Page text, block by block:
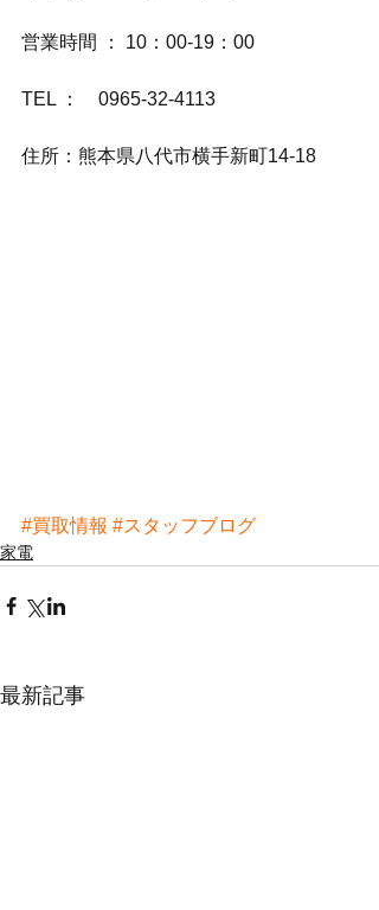
営業時間 ： 10：00-19：00
TEL ：　0965-32-4113
住所：熊本県八代市横手新町14-18
#買取情報 #スタッフブログ
家電
最新記事